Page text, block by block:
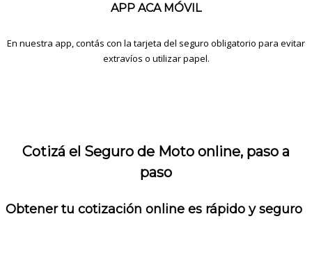
APP ACA MÓVIL
En nuestra app, contás con la tarjeta del seguro obligatorio para evitar
extravíos o utilizar papel.
Cotizá el Seguro de Moto online, paso a
paso
Obtener tu cotización online es rápido y seguro